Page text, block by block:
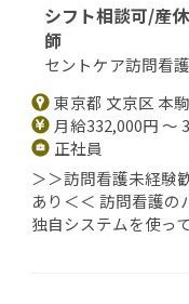
シフト相談可/産
師
セントケア訪問看
東京都 文京区 本
月給332,000円 ～
正社員
＞＞訪問看護未経験
あり＜＜ 訪問看護の
独自システムを使っ